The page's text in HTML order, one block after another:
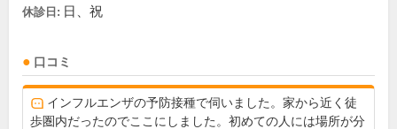
休診日: 日、祝
口コミ
インフルエンザの予防接種で伺いました。家から近く徒
歩圏内だったのでここにしました。初めての人には場所が分